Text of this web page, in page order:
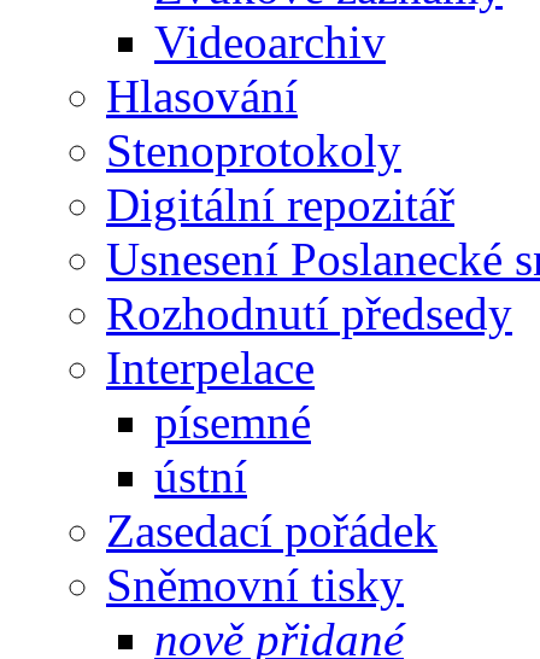
Videoarchiv
Hlasování
Stenoprotokoly
Digitální repozitář
Usnesení Poslanecké
Rozhodnutí předsedy
Interpelace
písemné
ústní
Zasedací pořádek
Sněmovní tisky
nově přidané